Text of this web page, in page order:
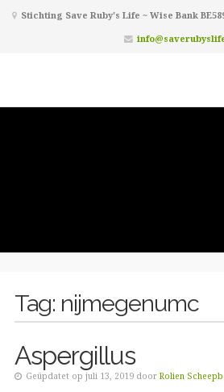
Stichting Save Ruby's Life ~ Wise Bank
Tag: nijmegenumc
Aspergillus
Geüpdatet op juli 13, 2019 door Rolien